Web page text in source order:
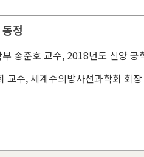
정
송준호 교수, 2018년도 신양 공
교수, 세계수의방사선과학회 회장